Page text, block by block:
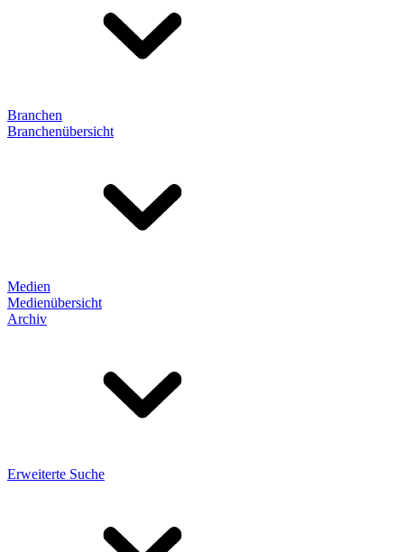
Branchen
Branchenübersicht
Medien
Medienübersicht
Archiv
Erweiterte Suche